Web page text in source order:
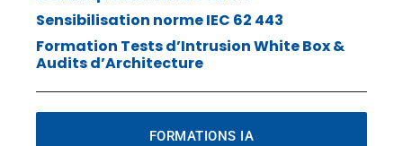
Sensibilisation norme IEC 62 443
Formation Tests d’Intrusion White Box &
Audits d’Architecture
FORMATIONS IA